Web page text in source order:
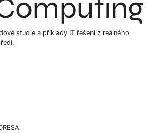
studie a příklady IT řešení z reálného